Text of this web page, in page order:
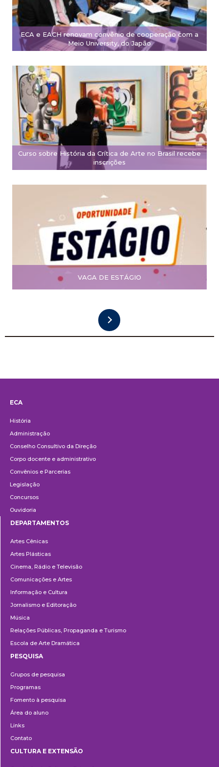
ECA e EACH renovam convênio de cooperação com a
Meio University, do Japão
Curso sobre História da Crítica de Arte no Brasil recebe
inscrições
VAGA DE ESTÁGIO
ECA
História
Administração
Conselho Consultivo da Direção
Corpo docente e administrativo
Convênios e Parcerias
Legislação
Concursos
Ouvidoria
DEPARTAMENTOS
Artes Cênicas
Artes Plásticas
Cinema, Rádio e Televisão
Comunicações e Artes
Informação e Cultura
Jornalismo e Editoração
Música
Relações Públicas, Propaganda e Turismo
Escola de Arte Dramática
PESQUISA
Grupos de pesquisa
Programas
Fomento à pesquisa
Área do aluno
Links
Contato
CULTURA E EXTENSÃO